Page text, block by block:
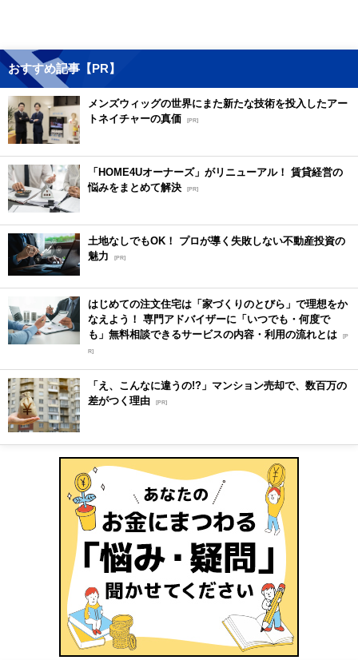
おすすめ記事【PR】
メンズウィッグの世界にまた新たな技術を投入したアー
トネイチャーの真価 [PR]
「HOME4Uオーナーズ」がリニューアル！ 賃貸経営の
悩みをまとめて解決 [PR]
土地なしでもOK！ プロが導く失敗しない不動産投資の
魅力
[PR]
はじめての注文住宅は「家づくりのとびら」で理想をか
なえよう！ 専門アドバイザーに「いつでも・何度で
も」無料相談できるサービスの内容・利用の流れとは [P
R]
「え、こんなに違うの!?」マンション売却で、数百万の
差がつく理由 [PR]